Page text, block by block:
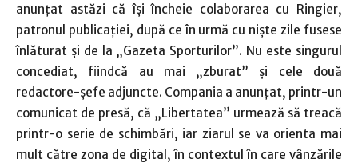
anunţat astăzi că îşi încheie colaborarea cu Ringier,
patronul publicaţiei, după ce în urmă cu nişte zile fusese
înlăturat şi de la „Gazeta Sporturilor”. Nu este singurul
concediat, fiindcă au mai „zburat” şi cele două
redactore-şefe adjuncte. Compania a anunţat, printr-un
comunicat de presă, că „Libertatea” urmează să treacă
printr-o serie de schimbări, iar ziarul se va orienta mai
mult către zona de digital, în contextul în care vânzările